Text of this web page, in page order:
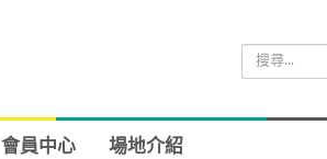
尋
會員中心 場地介紹